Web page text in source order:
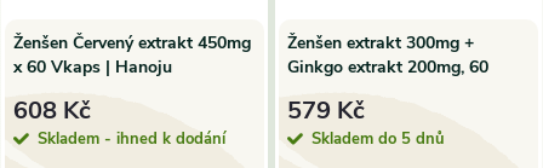
Ženšen Červený extrakt 450mg
x 60 Vkaps | Hanoju
608 Kč
Skladem - ihned k dodání
Ženšen extrakt 300mg +
Ginkgo extrakt 200mg, 60
579 Kč
Skladem do 5 dnů